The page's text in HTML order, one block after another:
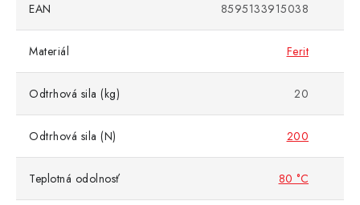
EAN 8595133915038
Materiál Ferit
Odtrhová sila (kg) 20
Odtrhová sila (N) 200
Teplotná odolnosť 80 °C